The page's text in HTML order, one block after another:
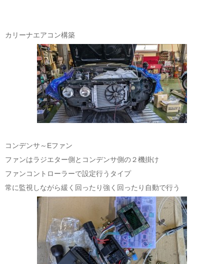
カリーナエアコン構築
コンデンサ～Eファン
ファンはラジエター側とコンデンサ側の２機掛け
ファンコントローラーで設定行うタイプ
常に監視しながら緩く回ったり強く回ったり自動で行う